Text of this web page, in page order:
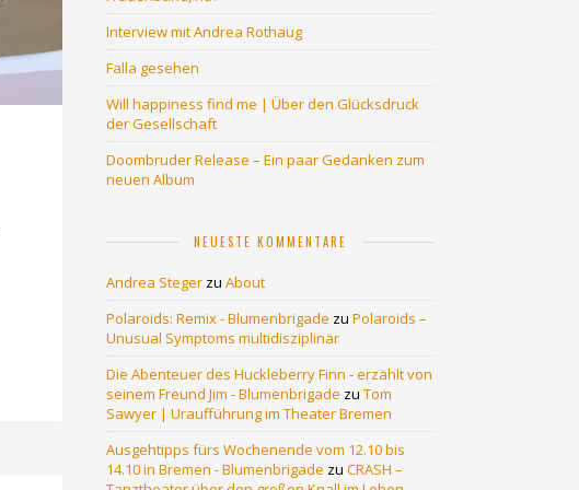
Interview mit Andrea Rothaug
Falla gesehen
Will happiness find me | Über den Glücksdruck
der Gesellschaft
Doombruder Release – Ein paar Gedanken zum
neuen Album
NEUESTE KOMMENTARE
Andrea Steger zu About
Polaroids: Remix - Blumenbrigade zu Polaroids –
Unusual Symptoms multidisziplinär
Die Abenteuer des Huckleberry Finn - erzählt von
seinem Freund Jim - Blumenbrigade zu Tom
Sawyer | Uraufführung im Theater Bremen
Ausgehtipps fürs Wochenende vom 12.10 bis
14.10 in Bremen - Blumenbrigade zu CRASH –